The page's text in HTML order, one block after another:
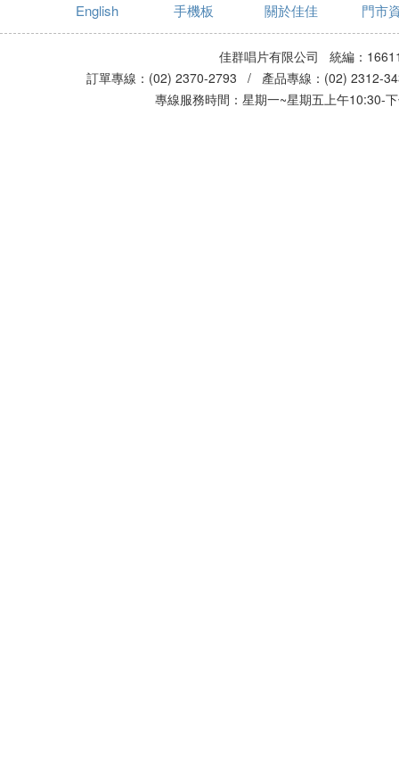
English 手機板 關於佳佳 門市
佳群唱片有限公司 統編：
訂單專線：(02) 2370-2793 / 產品專線：(02)
專線服務時間：星期一~星期五上午10:30-